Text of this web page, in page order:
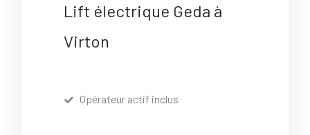
Lift électrique Geda à
Virton
Opérateur actif inclus